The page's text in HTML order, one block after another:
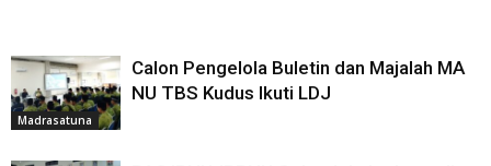
Madrasatuna
Calon Pengelola Buletin dan Majalah MA
NU TBS Kudus Ikuti LDJ